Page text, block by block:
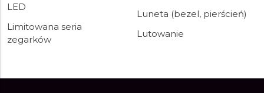
LED
Limitowana seria
zegarków
Luneta (bezel, pierścień)
Lutowanie